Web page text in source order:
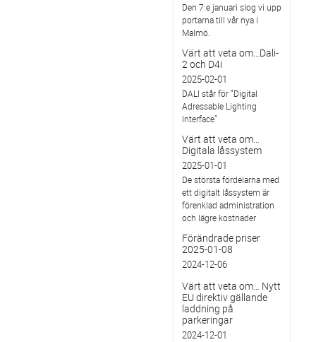
Den 7:e januari slog vi upp
portarna till vår nya i
Malmö.
Värt att veta om…Dali-
2 och D4i
2025-02-01
DALI står för ”Digital
Adressable Lighting
Interface”
Värt att veta om…
Digitala låssystem
2025-01-01
De största fördelarna med
ett digitalt låssystem är
förenklad administration
och lägre kostnader
Förändrade priser
2025-01-08
2024-12-06
Värt att veta om… Nytt
EU direktiv gällande
laddning på
parkeringar
2024-12-01